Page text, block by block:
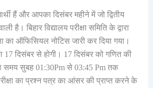
हैं और आपका दिसंबर महीने में जो द्वितीय
है। बिहार विद्यालय परीक्षा समिति के द्वारा
का ऑफिसियल नोटिस जारी कर दिया गया।
17 दिसंबर से होगी। 17 दिसंबर को गणित की
समय सुबह 01:30Pm से 03:45 Pm तक
का प्रश्न पत्र का आंसर की प्राप्त करने के